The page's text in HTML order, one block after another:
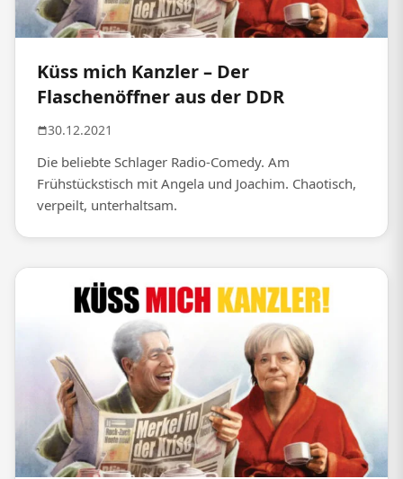
Küss mich Kanzler – Der
Flaschenöffner aus der DDR
30.12.2021
Die beliebte Schlager Radio-Comedy. Am
Frühstückstisch mit Angela und Joachim. Chaotisch,
verpeilt, unterhaltsam.